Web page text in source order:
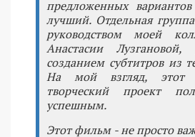
предложенных
лучший. Отдельная
руководством моей
Анастасии
созданием субтитров из
На мой взгляд, этот
творческий проект
успешным.
Этот фильм - не просто